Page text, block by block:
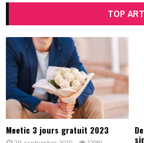
TOP
Meetic 3 jours gratuit 2023